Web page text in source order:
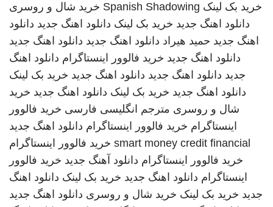
خرید بک لینک Spanish Shadowing خرید شال و روسری
دانلود اهنگ جدید خرید بک لینک دانلود اهنگ جدید دانلود
اهنگ جدید حمید هیراد دانلود اهنگ جدید دانلود اهنگ جدید
دانلود اهنگ جدید خرید فالوور اینستاگرام دانلود اهنگ
جدید دانلود اهنگ جدید دانلود اهنگ جدید خرید بک لینک
دانلود اهنگ جدید خرید بک لینک دانلود اهنگ جدید خرید
شال و روسری مترجم انگلیسی فارسی خرید فالوور
اینستاگرام خرید فالوور اینستاگرام دانلود اهنگ جدید
smart money credit financial خرید فالوور اینستاگرام
خرید فالوور اینستاگرام دانلود آهنگ جدید خرید فالوور
اینستاگرام دانلود اهنگ جدید خرید بک لینک دانلود اهنگ
جدید خرید بک لینک خرید شال و روسری دانلود اهنگ جدید